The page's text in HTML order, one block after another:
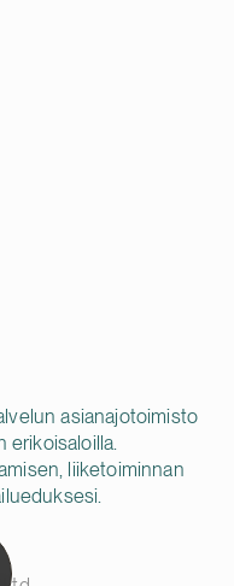
asianajotoimisto
erikoisaloilla.
liiketoiminnan